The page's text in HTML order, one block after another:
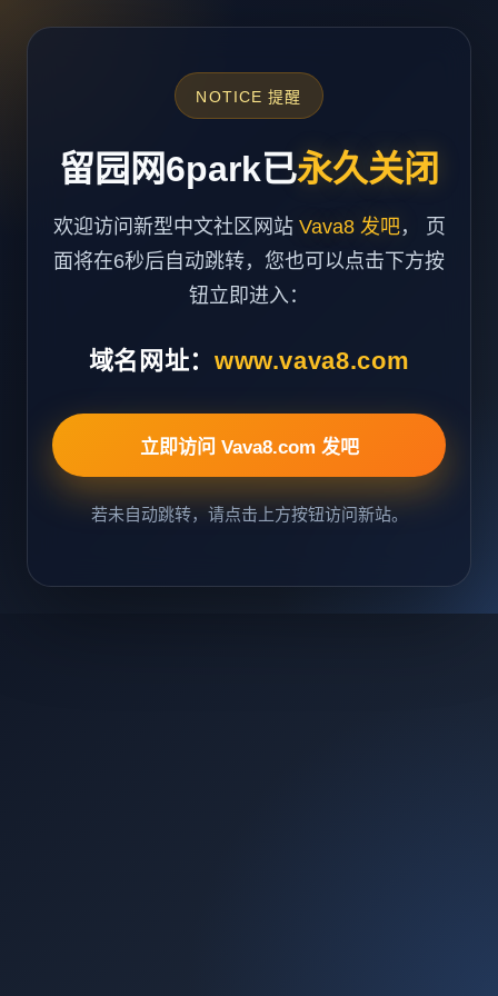
NOTICE 提醒
留园网6park已永久关闭
欢迎访问新型中文社区网站 Vava8 发吧， 页
面将在6秒后自动跳转，您也可以点击下方按
钮立即进入：
域名网址： www.vava8.com
立即访问 Vava8.com 发吧
若未自动跳转，请点击上方按钮访问新站。